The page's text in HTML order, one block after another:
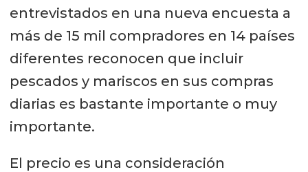
entrevistados en una nueva encuesta a
más de 15 mil compradores en 14 países
diferentes reconocen que incluir
pescados y mariscos en sus compras
diarias es bastante importante o muy
importante.
El precio es una consideración